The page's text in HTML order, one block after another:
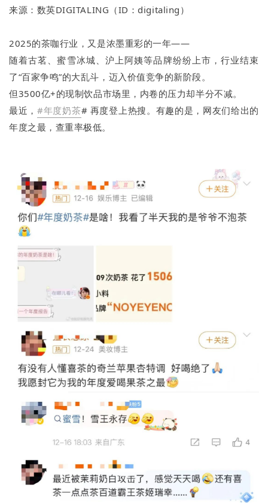
来源：数英DIGITALING（ID：digitaling）
2025的茶咖行业，又是浓墨重彩的一年——
随着古茗、蜜雪冰城、沪上阿姨等品牌纷纷上市，行业结束
了“百家争鸣”的大乱斗，迈入价值竞争的新阶段。
但3500亿+的现制饮品市场里，内卷的压力却半分不减。
最近，#年度奶茶# 再度登上热搜。有趣的是，网友们给出的
年度之最，查重率极低。